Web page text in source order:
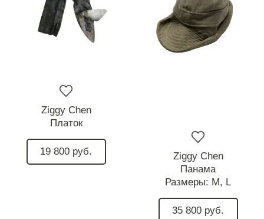
Ziggy Chen
Платок
19 800 руб.
Ziggy Chen
Панама
Размеры: M, L
35 800 руб.